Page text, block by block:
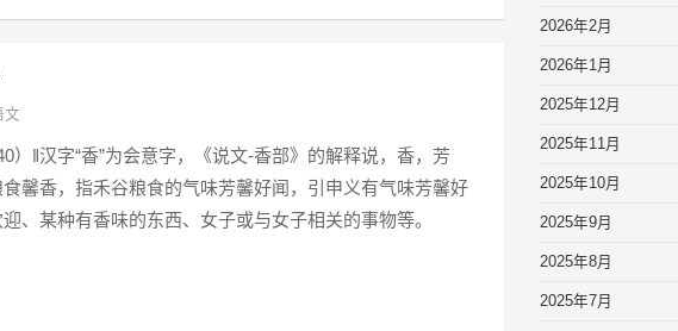
文
）‖汉字“香”为会意字，《说文-香部》的解释说，香，芳
馨香，指禾谷粮食的气味芳馨好闻，引申义有气味芳馨好
、某种有香味的东西、女子或与女子相关的事物等。
2026年2月
2026年1月
2025年12月
2025年11月
2025年10月
2025年9月
2025年8月
2025年7月